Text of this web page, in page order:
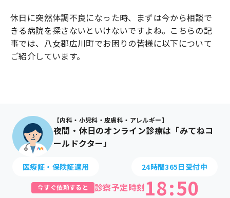
休日に突然体調不良になった時、まずは今から相談で
きる病院を探さないといけないですよね。こちらの記
事では、 八女郡広川町でお困りの皆様に以下について
ご紹介しています。
【内科・小児科・皮膚科・アレルギー】
夜間・休日のオンライン診療は「みてねコ
ールドクター」
医療証・保険証適用 24時間365日受付中
今すぐ依頼すると 診察予定時刻18:50